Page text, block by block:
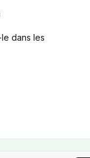
dans les